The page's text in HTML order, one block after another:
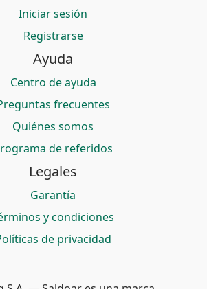
Iniciar sesión
Registrarse
Ayuda
Centro de ayuda
frecuentes
Quiénes somos
de referidos
Legales
Garantía
y condiciones
de privacidad